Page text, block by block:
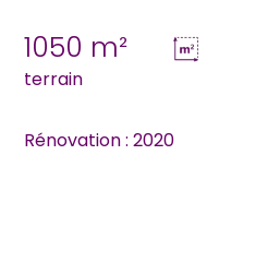
1050 m²
terrain
Rénovation : 2020